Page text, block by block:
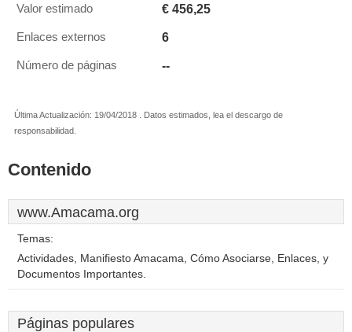
Valor estimado € 456,25
Enlaces externos 6
Número de páginas --
Última Actualización: 19/04/2018 . Datos estimados, lea el descargo de
responsabilidad.
Contenido
www.Amacama.org
Temas:
Actividades, Manifiesto Amacama, Cómo Asociarse, Enlaces, y
Documentos Importantes.
Páginas populares